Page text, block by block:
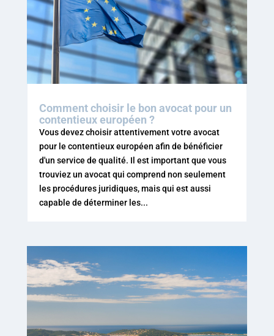
Comment choisir le bon avocat pour un
contentieux européen ?
Vous devez choisir attentivement votre avocat
pour le contentieux européen afin de bénéficier
d'un service de qualité. Il est important que vous
trouviez un avocat qui comprend non seulement
les procédures juridiques, mais qui est aussi
capable de déterminer les...